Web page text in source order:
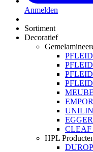
Anmelden
Sortiment
Decoratief
UNILIN
CLEAF
HPL